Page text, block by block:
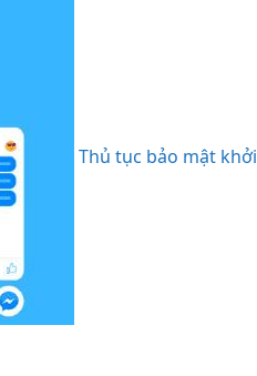
Thủ tục bảo mật khởi